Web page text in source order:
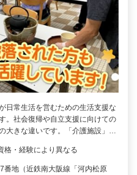
日常生活を営むための生活支援な
。社会復帰や自立支援に向けての
大きな違いです。「介護施設」…
・経験により異なる
番地（近鉄南大阪線「河内松原